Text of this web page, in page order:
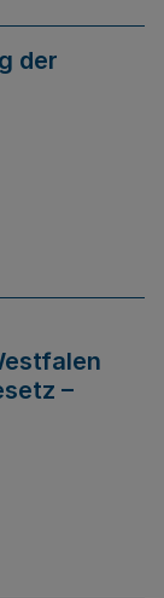
der
–